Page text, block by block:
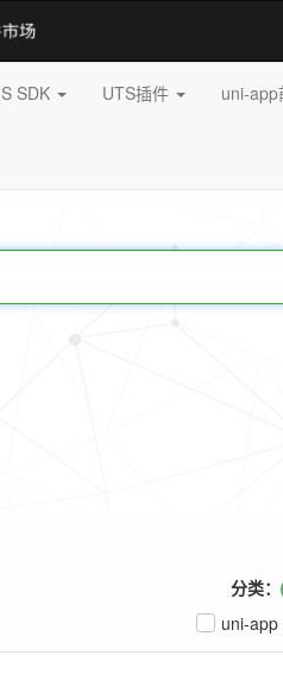
SDK UTS插件 uni-
分类：
uni-app